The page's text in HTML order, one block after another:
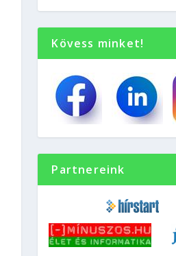
Kövess minket!
Partnereink